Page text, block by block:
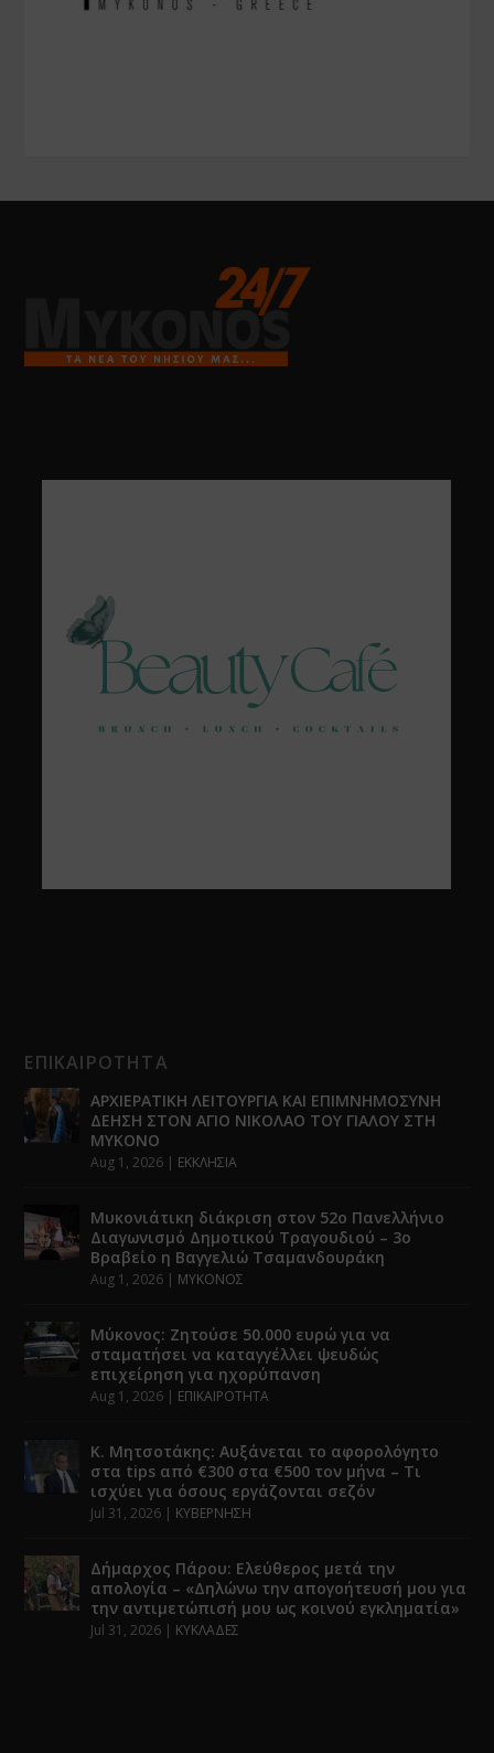
ΕΠΙΚΑΙΡΟΤΗΤΑ
ΑΡΧΙΕΡΑΤΙΚΗ ΛΕΙΤΟΥΡΓΙΑ ΚΑΙ ΕΠΙΜΝΗΜΟΣΥΝΗ
ΔΕΗΣΗ ΣΤΟΝ ΑΓΙΟ ΝΙΚΟΛΑΟ ΤΟΥ ΓΙΑΛΟΥ ΣΤΗ
ΜΥΚΟΝΟ
Aug 1, 2026 | ΕΚΚΛΗΣΙΑ
Μυκονιάτικη διάκριση στον 52ο Πανελλήνιο
Διαγωνισμό Δημοτικού Τραγουδιού – 3ο
Βραβείο η Βαγγελιώ Τσαμανδουράκη
Aug 1, 2026 | ΜΥΚΟΝΟΣ
Μύκονος: Ζητούσε 50.000 ευρώ για να
σταματήσει να καταγγέλλει ψευδώς
επιχείρηση για ηχορύπανση
Aug 1, 2026 | ΕΠΙΚΑΙΡΟΤΗΤΑ
Κ. Μητσοτάκης: Αυξάνεται το αφορολόγητο
στα tips από €300 στα €500 τον μήνα – Τι
ισχύει για όσους εργάζονται σεζόν
Jul 31, 2026 | ΚΥΒΕΡΝΗΣΗ
Δήμαρχος Πάρου: Ελεύθερος μετά την
απολογία – «Δηλώνω την απογοήτευσή μου για
την αντιμετώπισή μου ως κοινού εγκληματία»
Jul 31, 2026 | ΚΥΚΛΑΔΕΣ